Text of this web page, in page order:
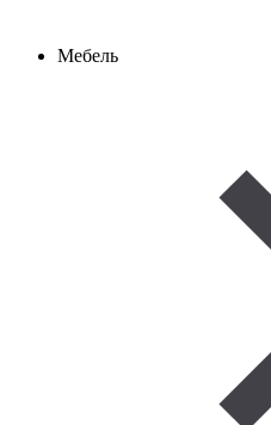
Мебель